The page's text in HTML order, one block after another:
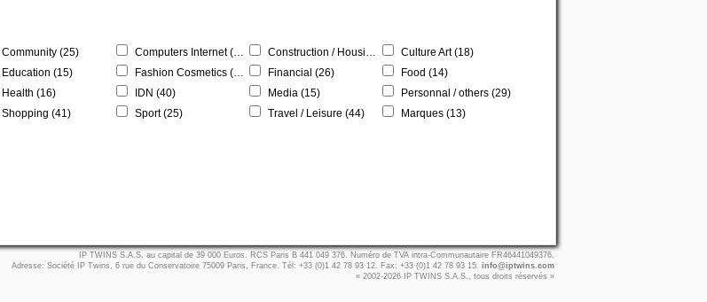
Community (25) Computers Internet (22) Construction / Housing (15)
Culture Art (18)
Education (15) Fashion Cosmetics (12) Financial (26)
Food (14)
Health (16) IDN (40) Media (15)
Personnal / others (29)
Shopping (41) Sport (25) Travel / Leisure (44) Marques (13)
IP TWINS S.A.S. au capital de 39 000 Euros. RCS Paris B 441 049 376. Numéro de TVA intra-Communautaire FR46441049376.
Adresse: Société IP Twins, 6 rue du Conservatoire 75009 Paris, France. Tél: +33 (0)1 42 78 93 12. Fax: +33 (0)1 42 78 93 15. info@iptwins.com
« 2002-2026 IP TWINS S.A.S., tous droits réservés »